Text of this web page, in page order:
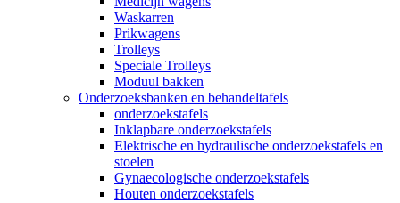
Waskarren
Prikwagens
Trolleys
Speciale Trolleys
Moduul bakken
Onderzoeksbanken en behandeltafels
onderzoekstafels
Inklapbare onderzoekstafels
Elektrische en hydraulische onderzoekstafels en
stoelen
Gynaecologische onderzoekstafels
Houten onderzoekstafels